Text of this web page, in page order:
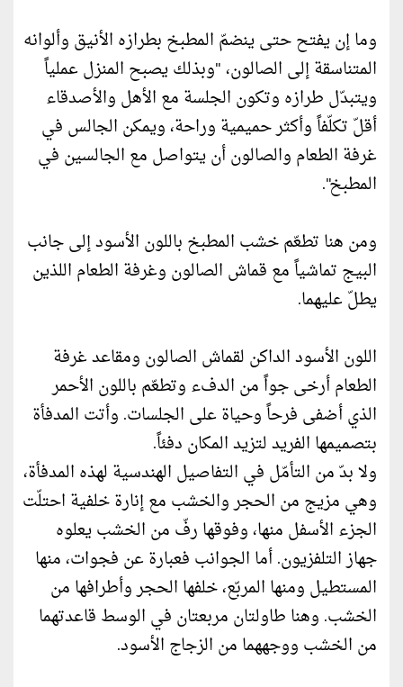
وما إن يفتح حتى ينضمّ المطبخ بطرازه الأنيق وألوانه
المتناسقة إلى الصالون، "وبذلك يصبح المنزل عملياً
ويتبدّل طرازه وتكون الجلسة مع الأهل والأصدقاء
أقلّ تكلّفاً وأكثر حميمية وراحة، ويمكن الجالس في
غرفة الطعام والصالون أن يتواصل مع الجالسين في
المطبخ".
ومن هنا تطعّم خشب المطبخ باللون الأسود إلى جانب
البيج تماشياً مع قماش الصالون وغرفة الطعام اللذين
يطلّ عليهما.
اللون الأسود الداكن لقماش الصالون ومقاعد غرفة
الطعام أرخى جواً من الدفء وتطعّم باللون الأحمر
الذي أضفى فرحاً وحياة على الجلسات. وأتت المدفأة
بتصميمها الفريد لتزيد المكان دفئاً.
ولا بدّ من التأمّل في التفاصيل الهندسية لهذه المدفأة،
وهي مزيج من الحجر والخشب مع إنارة خلفية احتلّت
الجزء الأسفل منها، وفوقها رفّ من الخشب يعلوه
جهاز التلفزيون. أما الجوانب فعبارة عن فجوات، منها
المستطيل ومنها المربّع، خلفها الحجر وأطرافها من
الخشب. وهنا طاولتان مربعتان في الوسط قاعدتهما
من الخشب ووجههما من الزجاج الأسود.